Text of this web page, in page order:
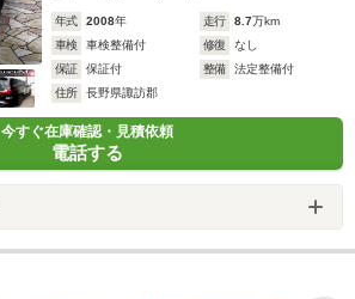
年式 2008年 走行 8.7万km
車検
車検整備付 修復
なし
保証
保証付 整備
法定整備付
住所
長野県諏訪郡
今すぐ在庫確認・見積依頼
電話する